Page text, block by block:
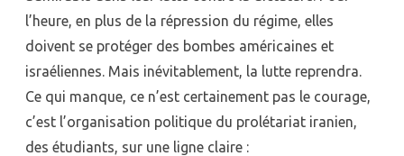
l’heure, en plus de la répression du régime, elles
doivent se protéger des bombes américaines et
israéliennes. Mais inévitablement, la lutte reprendra.
Ce qui manque, ce n’est certainement pas le courage,
c’est l’organisation politique du prolétariat iranien,
des étudiants, sur une ligne claire :